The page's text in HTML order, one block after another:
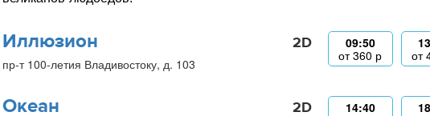
Иллюзион
пр-т 100-летия Владивостоку, д. 103
2D
09:50
от360 р
от
Океан 2D
14:40